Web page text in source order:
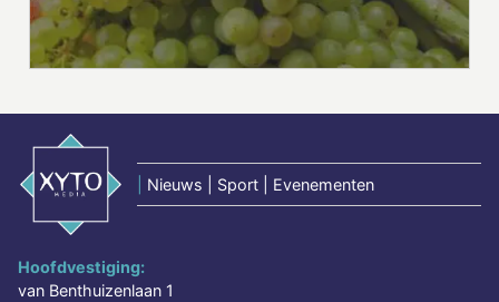
Nieuws | Sport | Evenementen
Hoofdvestiging:
van Benthuizenlaan 1